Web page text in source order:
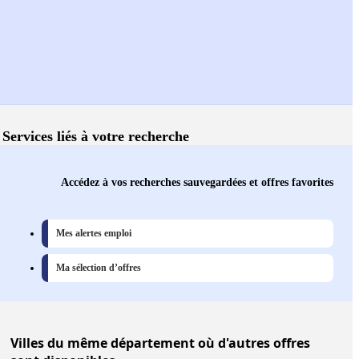
Services liés à votre recherche
Accédez à vos recherches sauvegardées et offres favorites
Mes alertes emploi
Ma sélection d’offres
Villesdu même département où d'autres offres